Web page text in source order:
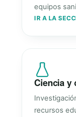
equipos
IR A LA
Ciencia y
recursos